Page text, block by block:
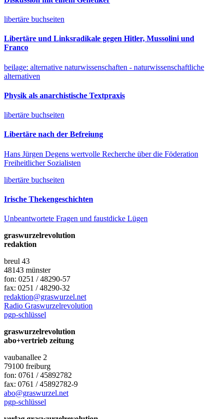
libertäre buchseiten
Libertäre und Linksradikale gegen Hitler, Mussolini und
Franco
beilage: alternative naturwissenschaften - naturwissenschaftliche
alternativen
Physik als anarchistische Textpraxis
libertäre buchseiten
Libertäre nach der Befreiung
Hans Jürgen Degens wertvolle Recherche über die Föderation
Freiheitlicher Sozialisten
libertäre buchseiten
Irische Thekengeschichten
Unbeantwortete Fragen und faustdicke Lügen
graswurzelrevolution
redaktion
breul 43
48143 münster
fon: 0251 / 48290-57
fax: 0251 / 48290-32
redaktion@graswurzel.net
Radio Graswurzelrevolution
pgp-schlüssel
graswurzelrevolution
abo+vertrieb zeitung
vaubanallee 2
79100 freiburg
fon: 0761 / 45892782
fax: 0761 / 45892782-9
abo@graswurzel.net
pgp-schlüssel